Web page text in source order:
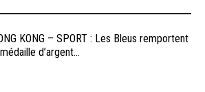
KONG – SPORT : Les Bleus remportent
d’argent...